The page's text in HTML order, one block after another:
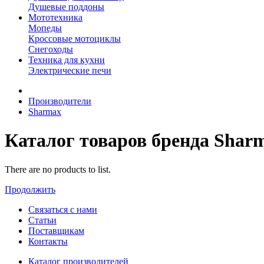
Душевые поддоны
Мототехника
Мопеды
Кроссовые мотоциклы
Снегоходы
Техника для кухни
Электрические печи
Производители
Sharmax
Каталог товаров бренда
There are no products to list.
Продолжить
Связаться с нами
Статьи
Поставщикам
Контакты
Каталог производителей